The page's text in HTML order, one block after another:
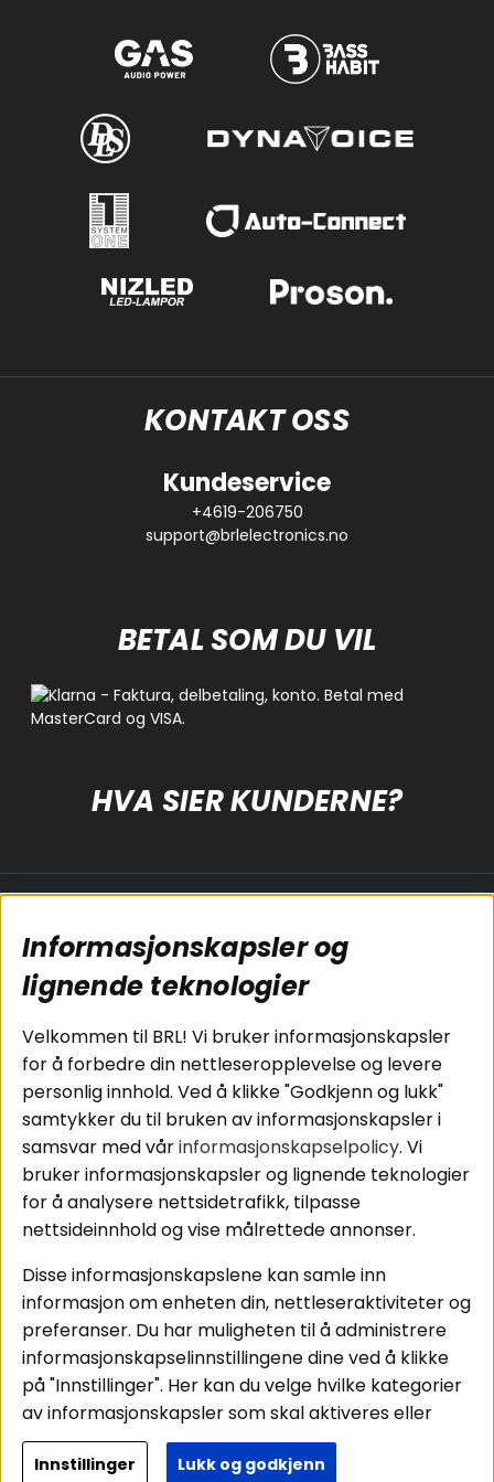
KONTAKT OSS
Kundeservice
+4619-206750
support@brlelectronics.no
BETAL SOM DU VIL
HVA SIER KUNDERNE?
Koblingsguide for
subwoofers
Tilkobling av
bilforsterker
Koblingsguide for
midbasser
Butikker
Våre ambassadører
- Team BRL
Cookies
Kjøpsvilkår
Personvernpolicy
Service / Garanti /
Retur
Billyd
Lyd til hjemmet
Pakkeløsninger
Hva passer i bilen
Instagram
Facebook
Youtube
Tiktok
Copyright © 2026 - BRL Electronics
Informasjonskapsler og
lignende teknologier
Velkommen til BRL! Vi bruker informasjonskapsler
for å forbedre din nettleseropplevelse og levere
personlig innhold. Ved å klikke "Godkjenn og lukk"
samtykker du til bruken av informasjonskapsler i
samsvar med vårinformasjonskapselpolicy. Vi
bruker informasjonskapsler og lignende teknologier
for å analysere nettsidetrafikk, tilpasse
nettsideinnhold og vise målrettede annonser.
Disse informasjonskapslene kan samle inn
informasjon om enheten din, nettleseraktiviteter og
preferanser. Du har muligheten til å administrere
informasjonskapselinnstillingene dine ved å klikke
på "Innstillinger". Her kan du velge hvilke kategorier
av informasjonskapsler som skal aktiveres eller
deaktiveres. Vær oppmerksom på at deaktivering
av noen informasjonskapsler kan påvirke
Innstillinger Lukk og godkjenn